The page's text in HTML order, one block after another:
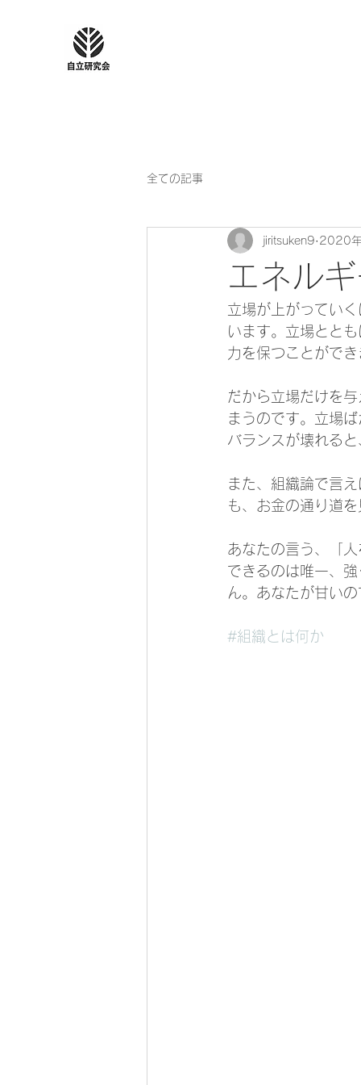
全ての記事
エネル
jiritsuken9 2020
立場が上がってい
います。立場とと
力を保つことがで
だから立場だけを
まうのです。立場
バランスが壊れる
また、組織論で言
も、お金の通り道
あなたの言う、「
できるのは唯一、
ん。あなたが甘い
#組織とは何か